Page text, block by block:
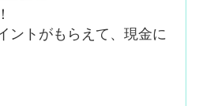
ントがもらえて、現金に